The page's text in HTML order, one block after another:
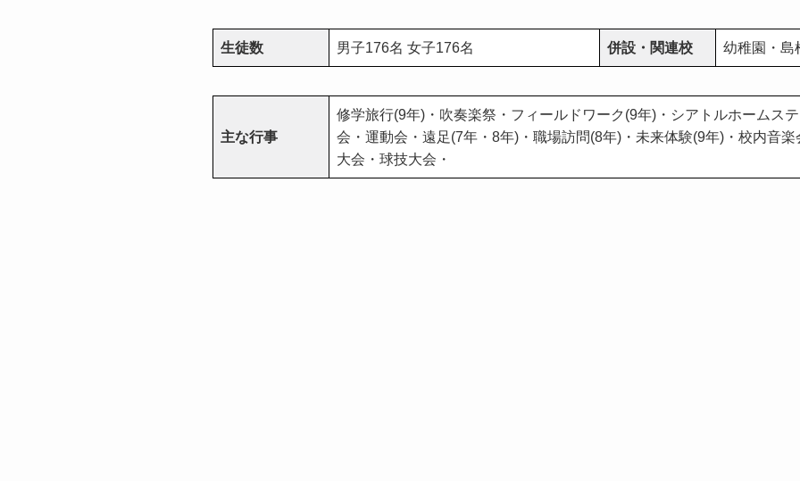
生徒数 男子176名 女子176名 併設・関連校 幼稚園・島
主な行事
修学旅行(9年)・吹奏楽祭・フィールドワーク(9年)・シアトルホームス
会・運動会・遠足(7年・8年)・職場訪問(8年)・未来体験(9年)・校内音
大会・球技大会・